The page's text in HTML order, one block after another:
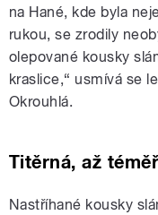
na Hané, kde byla
rukou, se zrodily
olepované kousky
kraslice,“ usmívá se
Okrouhlá.
Titěrná, až
Nastříhané kousky